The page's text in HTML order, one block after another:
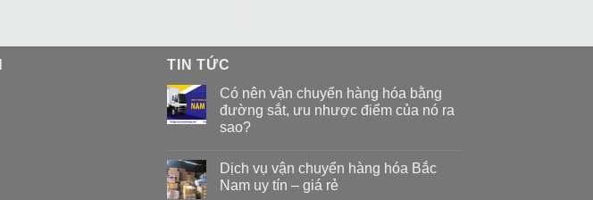
TIN TỨC
Có nên vận chuyển hàng hóa bằng
đường sắt, ưu nhược điểm của nó ra
sao?
Dịch vụ vận chuyển hàng hóa Bắc
Nam uy tín – giá rẻ